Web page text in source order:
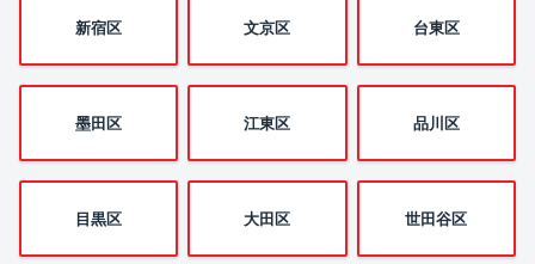
新宿区 文京区 台東区
墨田区 江東区 品川区
目黒区 大田区 世田谷区